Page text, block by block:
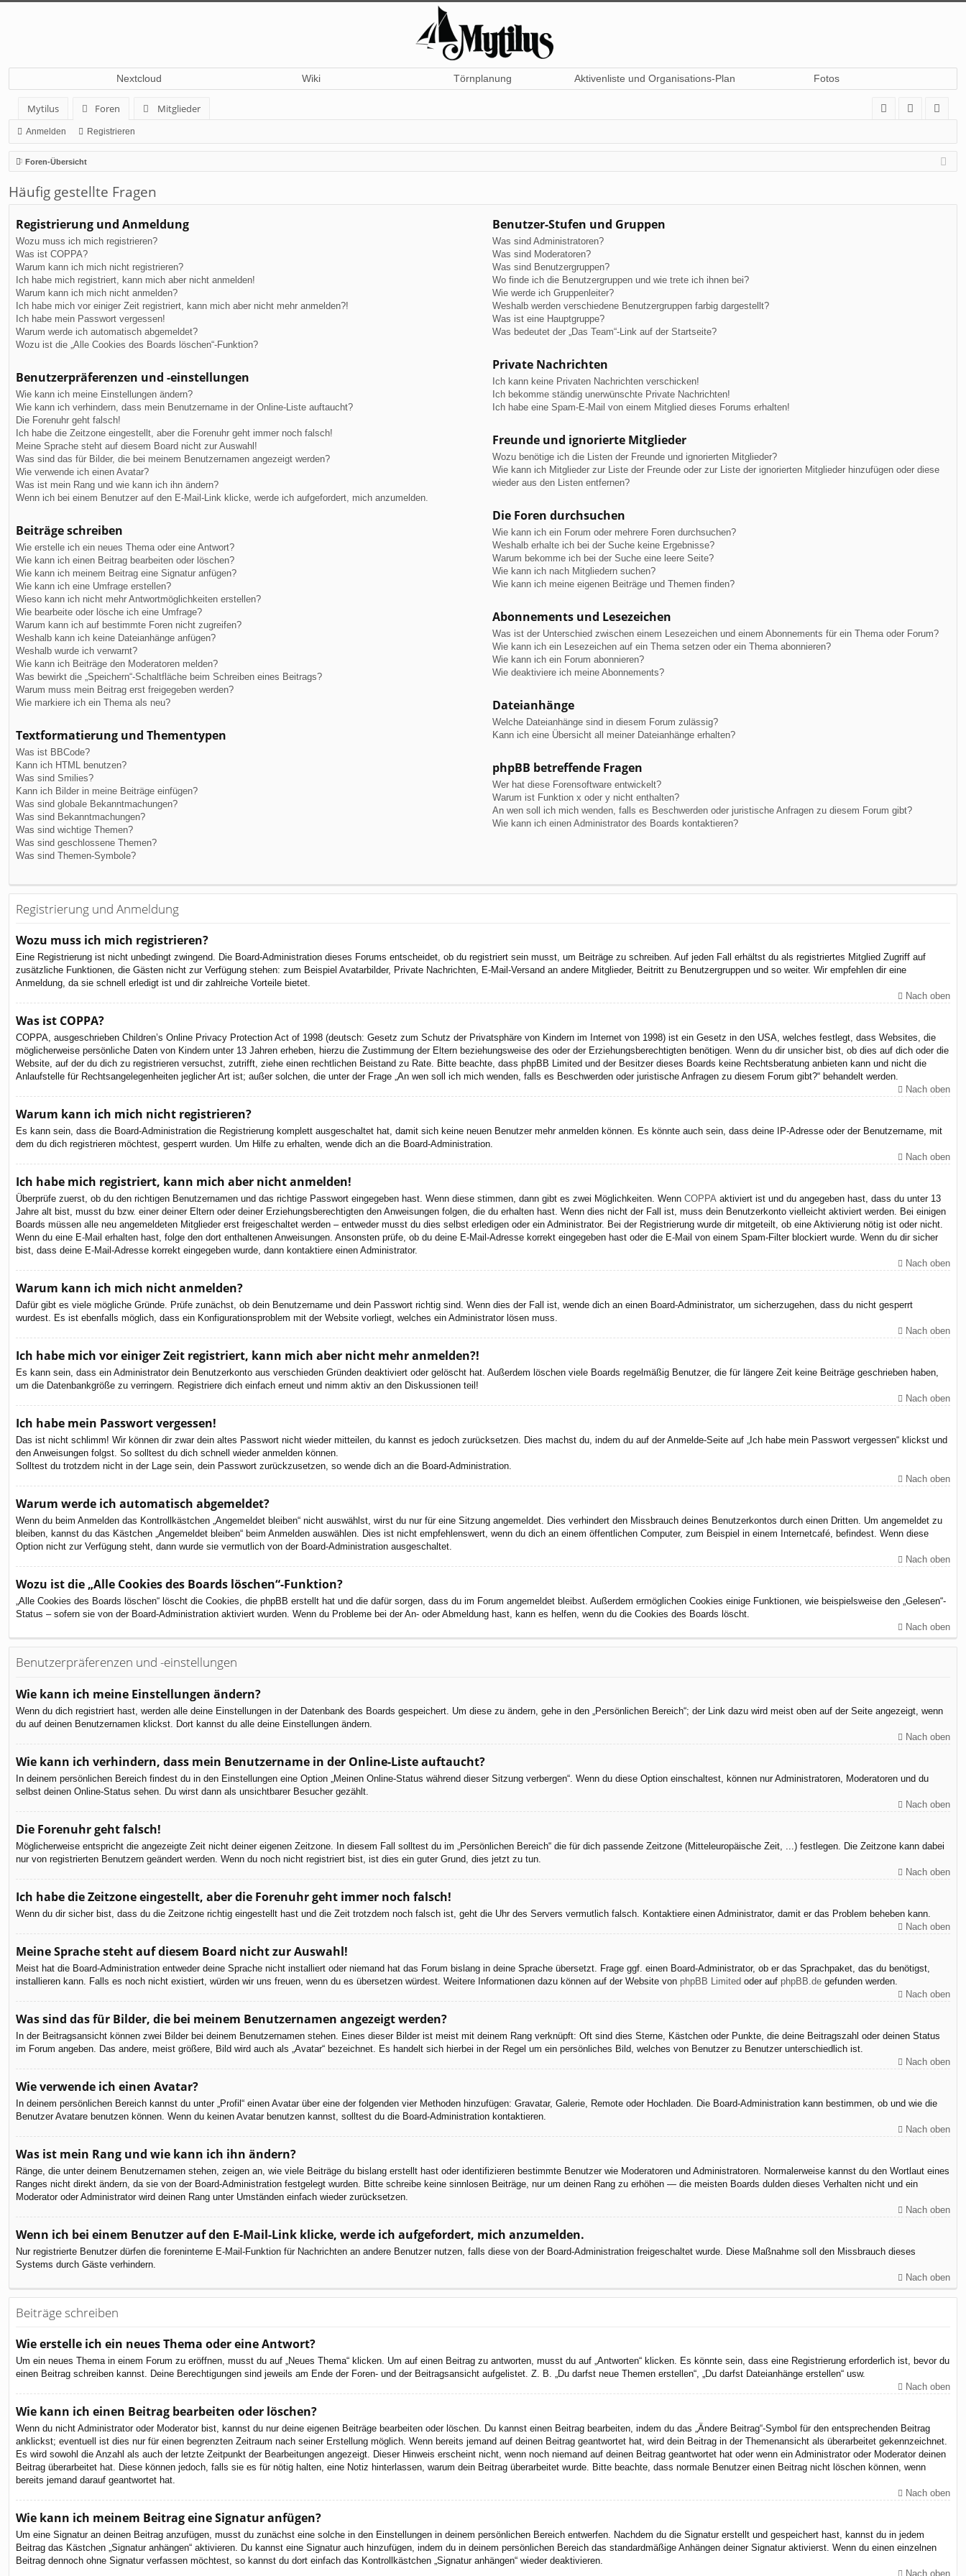
Nextcloud Wiki Törnplanung Aktivenliste und Organisations-Plan Fotos
Mytilus Foren
Mitglieder
Q
m
el
ist
rie
Anmelden Registrieren
Foren-Übersicht
Häufig gestellte Fragen
Registrierung und Anmeldung
Wozu muss ich mich registrieren?
Was ist COPPA?
Warum kann ich mich nicht registrieren?
Ich habe mich registriert, kann mich aber nicht anmelden!
Warum kann ich mich nicht anmelden?
Ich habe mich vor einiger Zeit registriert, kann mich aber nicht mehr anmelden?!
Ich habe mein Passwort vergessen!
Warum werde ich automatisch abgemeldet?
Wozu ist die „Alle Cookies des Boards löschen“-Funktion?
Benutzerpräferenzen und -einstellungen
Wie kann ich meine Einstellungen ändern?
Wie kann ich verhindern, dass mein Benutzername in der Online-Liste auftaucht?
Die Forenuhr geht falsch!
Ich habe die Zeitzone eingestellt, aber die Forenuhr geht immer noch falsch!
Meine Sprache steht auf diesem Board nicht zur Auswahl!
Was sind das für Bilder, die bei meinem Benutzernamen angezeigt werden?
Wie verwende ich einen Avatar?
Was ist mein Rang und wie kann ich ihn ändern?
Wenn ich bei einem Benutzer auf den E-Mail-Link klicke, werde ich aufgefordert, mich anzumelden.
Beiträge schreiben
Wie erstelle ich ein neues Thema oder eine Antwort?
Wie kann ich einen Beitrag bearbeiten oder löschen?
Wie kann ich meinem Beitrag eine Signatur anfügen?
Wie kann ich eine Umfrage erstellen?
Wieso kann ich nicht mehr Antwortmöglichkeiten erstellen?
Wie bearbeite oder lösche ich eine Umfrage?
Warum kann ich auf bestimmte Foren nicht zugreifen?
Weshalb kann ich keine Dateianhänge anfügen?
Weshalb wurde ich verwarnt?
Wie kann ich Beiträge den Moderatoren melden?
Was bewirkt die „Speichern“-Schaltfläche beim Schreiben eines Beitrags?
Warum muss mein Beitrag erst freigegeben werden?
Wie markiere ich ein Thema als neu?
Textformatierung und Thementypen
Was ist BBCode?
Kann ich HTML benutzen?
Was sind Smilies?
Kann ich Bilder in meine Beiträge einfügen?
Was sind globale Bekanntmachungen?
Was sind Bekanntmachungen?
Was sind wichtige Themen?
Was sind geschlossene Themen?
Was sind Themen-Symbole?
Benutzer-Stufen und Gruppen
Was sind Administratoren?
Was sind Moderatoren?
Was sind Benutzergruppen?
Wo finde ich die Benutzergruppen und wie trete ich ihnen bei?
Wie werde ich Gruppenleiter?
Weshalb werden verschiedene Benutzergruppen farbig dargestellt?
Was ist eine Hauptgruppe?
Was bedeutet der „Das Team“-Link auf der Startseite?
Private Nachrichten
Ich kann keine Privaten Nachrichten verschicken!
Ich bekomme ständig unerwünschte Private Nachrichten!
Ich habe eine Spam-E-Mail von einem Mitglied dieses Forums erhalten!
Freunde und ignorierte Mitglieder
Wozu benötige ich die Listen der Freunde und ignorierten Mitglieder?
Wie kann ich Mitglieder zur Liste der Freunde oder zur Liste der ignorierten Mitglieder hinzufügen oder diese
wieder aus den Listen entfernen?
Die Foren durchsuchen
Wie kann ich ein Forum oder mehrere Foren durchsuchen?
Weshalb erhalte ich bei der Suche keine Ergebnisse?
Warum bekomme ich bei der Suche eine leere Seite?
Wie kann ich nach Mitgliedern suchen?
Wie kann ich meine eigenen Beiträge und Themen finden?
Abonnements und Lesezeichen
Was ist der Unterschied zwischen einem Lesezeichen und einem Abonnements für ein Thema oder Forum?
Wie kann ich ein Lesezeichen auf ein Thema setzen oder ein Thema abonnieren?
Wie kann ich ein Forum abonnieren?
Wie deaktiviere ich meine Abonnements?
Dateianhänge
Welche Dateianhänge sind in diesem Forum zulässig?
Kann ich eine Übersicht all meiner Dateianhänge erhalten?
phpBB betreffende Fragen
Wer hat diese Forensoftware entwickelt?
Warum ist Funktion x oder y nicht enthalten?
An wen soll ich mich wenden, falls es Beschwerden oder juristische Anfragen zu diesem Forum gibt?
Wie kann ich einen Administrator des Boards kontaktieren?
Registrierung und Anmeldung
Wozu muss ich mich registrieren?
Eine Registrierung ist nicht unbedingt zwingend. Die Board-Administration dieses Forums entscheidet, ob du registriert sein musst, um Beiträge zu schreiben. Auf jeden Fall erhältst du als registriertes Mitglied Zugriff auf
zusätzliche Funktionen, die Gästen nicht zur Verfügung stehen: zum Beispiel Avatarbilder, Private Nachrichten, E-Mail-Versand an andere Mitglieder, Beitritt zu Benutzergruppen und so weiter. Wir empfehlen dir eine
Anmeldung, da sie schnell erledigt ist und dir zahlreiche Vorteile bietet.
Nach oben
Was ist COPPA?
COPPA, ausgeschrieben Children’s Online Privacy Protection Act of 1998 (deutsch: Gesetz zum Schutz der Privatsphäre von Kindern im Internet von 1998) ist ein Gesetz in den USA, welches festlegt, dass Websites, die
möglicherweise persönliche Daten von Kindern unter 13 Jahren erheben, hierzu die Zustimmung der Eltern beziehungsweise des oder der Erziehungsberechtigten benötigen. Wenn du dir unsicher bist, ob dies auf dich oder die
Website, auf der du dich zu registrieren versuchst, zutrifft, ziehe einen rechtlichen Beistand zu Rate. Bitte beachte, dass phpBB Limited und der Besitzer dieses Boards keine Rechtsberatung anbieten kann und nicht die
Anlaufstelle für Rechtsangelegenheiten jeglicher Art ist; außer solchen, die unter der Frage „An wen soll ich mich wenden, falls es Beschwerden oder juristische Anfragen zu diesem Forum gibt?“ behandelt werden.
Nach oben
Warum kann ich mich nicht registrieren?
Es kann sein, dass die Board-Administration die Registrierung komplett ausgeschaltet hat, damit sich keine neuen Benutzer mehr anmelden können. Es könnte auch sein, dass deine IP-Adresse oder der Benutzername, mit
dem du dich registrieren möchtest, gesperrt wurden. Um Hilfe zu erhalten, wende dich an die Board-Administration.
Nach oben
Ich habe mich registriert, kann mich aber nicht anmelden!
Überprüfe zuerst, ob du den richtigen Benutzernamen und das richtige Passwort eingegeben hast. Wenn diese stimmen, dann gibt es zwei Möglichkeiten. Wenn COPPA aktiviert ist und du angegeben hast, dass du unter 13
Jahre alt bist, musst du bzw. einer deiner Eltern oder deiner Erziehungsberechtigten den Anweisungen folgen, die du erhalten hast. Wenn dies nicht der Fall ist, muss dein Benutzerkonto vielleicht aktiviert werden. Bei einigen
Boards müssen alle neu angemeldeten Mitglieder erst freigeschaltet werden – entweder musst du dies selbst erledigen oder ein Administrator. Bei der Registrierung wurde dir mitgeteilt, ob eine Aktivierung nötig ist oder nicht.
Wenn du eine E-Mail erhalten hast, folge den dort enthaltenen Anweisungen. Ansonsten prüfe, ob du deine E-Mail-Adresse korrekt eingegeben hast oder die E-Mail von einem Spam-Filter blockiert wurde. Wenn du dir sicher
bist, dass deine E-Mail-Adresse korrekt eingegeben wurde, dann kontaktiere einen Administrator.
Nach oben
Warum kann ich mich nicht anmelden?
Dafür gibt es viele mögliche Gründe. Prüfe zunächst, ob dein Benutzername und dein Passwort richtig sind. Wenn dies der Fall ist, wende dich an einen Board-Administrator, um sicherzugehen, dass du nicht gesperrt
wurdest. Es ist ebenfalls möglich, dass ein Konfigurationsproblem mit der Website vorliegt, welches ein Administrator lösen muss.
Nach oben
Ich habe mich vor einiger Zeit registriert, kann mich aber nicht mehr anmelden?!
Es kann sein, dass ein Administrator dein Benutzerkonto aus verschieden Gründen deaktiviert oder gelöscht hat. Außerdem löschen viele Boards regelmäßig Benutzer, die für längere Zeit keine Beiträge geschrieben haben,
um die Datenbankgröße zu verringern. Registriere dich einfach erneut und nimm aktiv an den Diskussionen teil!
Nach oben
Ich habe mein Passwort vergessen!
Das ist nicht schlimm! Wir können dir zwar dein altes Passwort nicht wieder mitteilen, du kannst es jedoch zurücksetzen. Dies machst du, indem du auf der Anmelde-Seite auf „Ich habe mein Passwort vergessen“ klickst und
den Anweisungen folgst. So solltest du dich schnell wieder anmelden können.
Solltest du trotzdem nicht in der Lage sein, dein Passwort zurückzusetzen, so wende dich an die Board-Administration.
Nach oben
Warum werde ich automatisch abgemeldet?
Wenn du beim Anmelden das Kontrollkästchen „Angemeldet bleiben“ nicht auswählst, wirst du nur für eine Sitzung angemeldet. Dies verhindert den Missbrauch deines Benutzerkontos durch einen Dritten. Um angemeldet zu
bleiben, kannst du das Kästchen „Angemeldet bleiben“ beim Anmelden auswählen. Dies ist nicht empfehlenswert, wenn du dich an einem öffentlichen Computer, zum Beispiel in einem Internetcafé, befindest. Wenn diese
Option nicht zur Verfügung steht, dann wurde sie vermutlich von der Board-Administration ausgeschaltet.
Nach oben
Wozu ist die „Alle Cookies des Boards löschen“-Funktion?
„Alle Cookies des Boards löschen“ löscht die Cookies, die phpBB erstellt hat und die dafür sorgen, dass du im Forum angemeldet bleibst. Außerdem ermöglichen Cookies einige Funktionen, wie beispielsweise den „Gelesen“-
Status – sofern sie von der Board-Administration aktiviert wurden. Wenn du Probleme bei der An- oder Abmeldung hast, kann es helfen, wenn du die Cookies des Boards löscht.
Nach oben
Benutzerpräferenzen und -einstellungen
Wie kann ich meine Einstellungen ändern?
Wenn du dich registriert hast, werden alle deine Einstellungen in der Datenbank des Boards gespeichert. Um diese zu ändern, gehe in den „Persönlichen Bereich“; der Link dazu wird meist oben auf der Seite angezeigt, wenn
du auf deinen Benutzernamen klickst. Dort kannst du alle deine Einstellungen ändern.
Nach oben
Wie kann ich verhindern, dass mein Benutzername in der Online-Liste auftaucht?
In deinem persönlichen Bereich findest du in den Einstellungen eine Option „Meinen Online-Status während dieser Sitzung verbergen“. Wenn du diese Option einschaltest, können nur Administratoren, Moderatoren und du
selbst deinen Online-Status sehen. Du wirst dann als unsichtbarer Besucher gezählt.
Nach oben
Die Forenuhr geht falsch!
Möglicherweise entspricht die angezeigte Zeit nicht deiner eigenen Zeitzone. In diesem Fall solltest du im „Persönlichen Bereich“ die für dich passende Zeitzone (Mitteleuropäische Zeit, ...) festlegen. Die Zeitzone kann dabei
nur von registrierten Benutzern geändert werden. Wenn du noch nicht registriert bist, ist dies ein guter Grund, dies jetzt zu tun.
Nach oben
Ich habe die Zeitzone eingestellt, aber die Forenuhr geht immer noch falsch!
Wenn du dir sicher bist, dass du die Zeitzone richtig eingestellt hast und die Zeit trotzdem noch falsch ist, geht die Uhr des Servers vermutlich falsch. Kontaktiere einen Administrator, damit er das Problem beheben kann.
Nach oben
Meine Sprache steht auf diesem Board nicht zur Auswahl!
Meist hat die Board-Administration entweder deine Sprache nicht installiert oder niemand hat das Forum bislang in deine Sprache übersetzt. Frage ggf. einen Board-Administrator, ob er das Sprachpaket, das du benötigst,
installieren kann. Falls es noch nicht existiert, würden wir uns freuen, wenn du es übersetzen würdest. Weitere Informationen dazu können auf der Website von phpBB Limited oder auf phpBB.de gefunden werden.
Nach oben
Was sind das für Bilder, die bei meinem Benutzernamen angezeigt werden?
In der Beitragsansicht können zwei Bilder bei deinem Benutzernamen stehen. Eines dieser Bilder ist meist mit deinem Rang verknüpft: Oft sind dies Sterne, Kästchen oder Punkte, die deine Beitragszahl oder deinen Status
im Forum angeben. Das andere, meist größere, Bild wird auch als „Avatar“ bezeichnet. Es handelt sich hierbei in der Regel um ein persönliches Bild, welches von Benutzer zu Benutzer unterschiedlich ist.
Nach oben
Wie verwende ich einen Avatar?
In deinem persönlichen Bereich kannst du unter „Profil“ einen Avatar über eine der folgenden vier Methoden hinzufügen: Gravatar, Galerie, Remote oder Hochladen. Die Board-Administration kann bestimmen, ob und wie die
Benutzer Avatare benutzen können. Wenn du keinen Avatar benutzen kannst, solltest du die Board-Administration kontaktieren.
Nach oben
Was ist mein Rang und wie kann ich ihn ändern?
Ränge, die unter deinem Benutzernamen stehen, zeigen an, wie viele Beiträge du bislang erstellt hast oder identifizieren bestimmte Benutzer wie Moderatoren und Administratoren. Normalerweise kannst du den Wortlaut eines
Ranges nicht direkt ändern, da sie von der Board-Administration festgelegt wurden. Bitte schreibe keine sinnlosen Beiträge, nur um deinen Rang zu erhöhen — die meisten Boards dulden dieses Verhalten nicht und ein
Moderator oder Administrator wird deinen Rang unter Umständen einfach wieder zurücksetzen.
Nach oben
Wenn ich bei einem Benutzer auf den E-Mail-Link klicke, werde ich aufgefordert, mich anzumelden.
Nur registrierte Benutzer dürfen die foreninterne E-Mail-Funktion für Nachrichten an andere Benutzer nutzen, falls diese von der Board-Administration freigeschaltet wurde. Diese Maßnahme soll den Missbrauch dieses
Systems durch Gäste verhindern.
Nach oben
Beiträge schreiben
Wie erstelle ich ein neues Thema oder eine Antwort?
Um ein neues Thema in einem Forum zu eröffnen, musst du auf „Neues Thema“ klicken. Um auf einen Beitrag zu antworten, musst du auf „Antworten“ klicken. Es könnte sein, dass eine Registrierung erforderlich ist, bevor du
einen Beitrag schreiben kannst. Deine Berechtigungen sind jeweils am Ende der Foren- und der Beitragsansicht aufgelistet. Z. B. „Du darfst neue Themen erstellen“, „Du darfst Dateianhänge erstellen“ usw.
Nach oben
Wie kann ich einen Beitrag bearbeiten oder löschen?
Wenn du nicht Administrator oder Moderator bist, kannst du nur deine eigenen Beiträge bearbeiten oder löschen. Du kannst einen Beitrag bearbeiten, indem du das „Ändere Beitrag“-Symbol für den entsprechenden Beitrag
anklickst; eventuell ist dies nur für einen begrenzten Zeitraum nach seiner Erstellung möglich. Wenn bereits jemand auf deinen Beitrag geantwortet hat, wird dein Beitrag in der Themenansicht als überarbeitet gekennzeichnet.
Es wird sowohl die Anzahl als auch der letzte Zeitpunkt der Bearbeitungen angezeigt. Dieser Hinweis erscheint nicht, wenn noch niemand auf deinen Beitrag geantwortet hat oder wenn ein Administrator oder Moderator deinen
Beitrag überarbeitet hat. Diese können jedoch, falls sie es für nötig halten, eine Notiz hinterlassen, warum dein Beitrag überarbeitet wurde. Bitte beachte, dass normale Benutzer einen Beitrag nicht löschen können, wenn
bereits jemand darauf geantwortet hat.
Nach oben
Wie kann ich meinem Beitrag eine Signatur anfügen?
Um eine Signatur an deinen Beitrag anzufügen, musst du zunächst eine solche in den Einstellungen in deinem persönlichen Bereich entwerfen. Nachdem du die Signatur erstellt und gespeichert hast, kannst du in jedem
Beitrag das Kästchen „Signatur anhängen“ aktivieren. Du kannst eine Signatur auch hinzufügen, indem du in deinem persönlichen Bereich das standardmäßige Anhängen deiner Signatur aktivierst. Wenn du einen einzelnen
Beitrag dennoch ohne Signatur verfassen möchtest, so kannst du dort einfach das Kontrollkästchen „Signatur anhängen“ wieder deaktivieren.
Nach oben